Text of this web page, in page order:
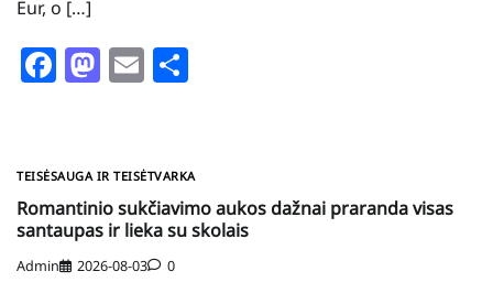
Eur, o […]
Facebook
Mastodon
Email
TEISĖSAUGA IR TEISĖTVARKA
Romantinio sukčiavimo aukos dažnai praranda visas
santaupas ir lieka su skolais
Admin 2026-08-03 0